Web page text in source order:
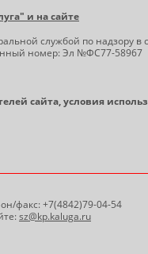
и на сайте
службой по надзору
номер: Эл №ФС77-58967
сайта, условия
факс: +7(4842)79-04-54
sz@kp.kaluga.ru